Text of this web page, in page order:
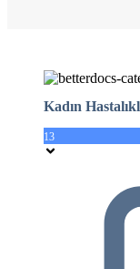
Kadın
13